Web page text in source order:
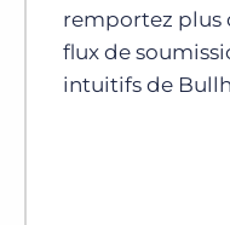
remportez plus
flux de
intuitifs de